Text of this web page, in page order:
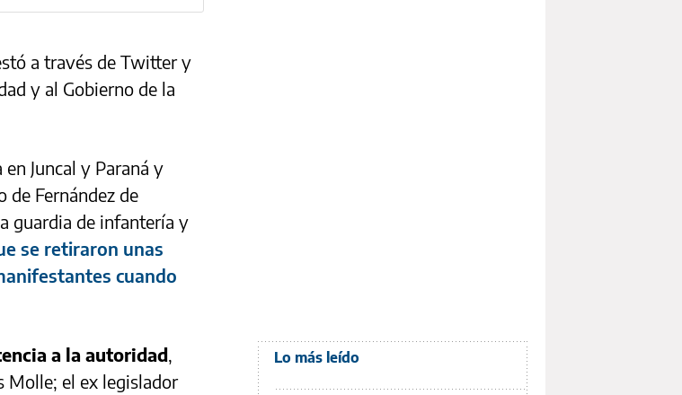
a través de Twitter y
y al Gobierno de la
Juncal y Paraná y
de Fernández de
guardia de infantería y
se retiraron unas
cuando
a la autoridad,
Molle; el ex legislador
Lo más leído